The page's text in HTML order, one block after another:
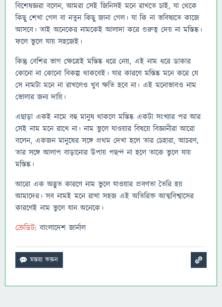
বিশেষজ্ঞরা বলেন, আমরা সেই জিনিসই মনে রাখতে চাই, যা থেকে
কিছু শেখা গেল বা নতুন কিছু জানা গেল। যা কি না ভবিষ্যতে কাজে
আসবে। তাই অনেকের নামকেই আলাদা করে গুরুত্ব দেয় না মস্তিষ্ক।
ফলে ভুলে যায় সহজেই।
কিন্তু বেশির ভাগ ক্ষেত্রেই মস্তিষ্ক ধরে নেয়, এই নাম ধরে ডাকার
কোনো না কোনো বিকল্প থাকবেই। যার কারণে মস্তিষ্ক মনে করে যে
সে নামটা মনে না রাখলেও খুব ক্ষতি হবে না। এই মনোভাবও নাম
ভোলার জন্য দায়ি।
এছাড়া একই নামে বহু মানুষ থাকলে মস্তিষ্ক একটা সংখ্যার পর আর
সেই নাম মনে রাখে না। নাম ভুলে যাওয়ার বিষয়ে বিজ্ঞানীরা আরো
বলেন, একজন মানুষের সঙ্গে প্রথম দেখা হলে তার চেহারা, আচরণ,
তার সঙ্গে আলাপ বাড়ানোর উপায় পছন্দ না হলে তাকে ভুলে যায়
মস্তিষ্ক।
আরো এক অদ্ভুত কারণে নাম ভুলে যাওয়ার প্রবণতা তৈরি হয়
আমাদের। সব নামই মনে রাখা সহজ এই অতিরিক্ত আত্মবিশ্বাসের
কারণেই নাম ভুলে যান অনেকে।
ক্রেডিট: বাংলাদেশ জার্নাল